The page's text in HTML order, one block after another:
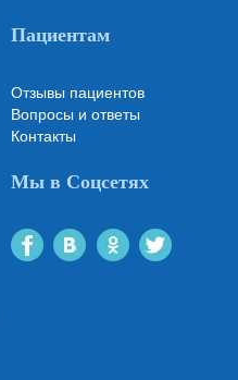
Пациентам
Отзывы пациентов
Вопросы и ответы
Контакты
Мы в Соцсетях